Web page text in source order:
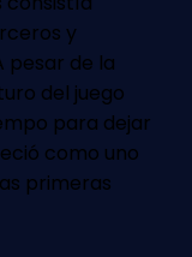
y
pesar de la
del juego
para dejar
como uno
primeras